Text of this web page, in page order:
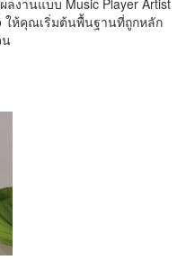
งานแบบ Music Player Artist
ให้คุณเริ่มต้นพื้นฐานที่ถูกหลัก
น